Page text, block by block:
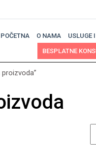
POČETNA O NAMA USLUGE
BESPLATNE